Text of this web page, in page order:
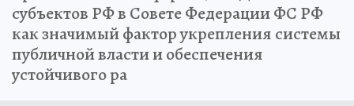
субъектов РФ в Совете Федерации ФС РФ
как значимый фактор укрепления системы
публичной власти и обеспечения
устойчивого ра